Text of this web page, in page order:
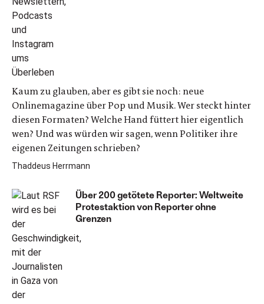
Kaum zu glauben, aber es gibt sie noch: neue
Onlinemagazine über Pop und Musik. Wer steckt hinter
diesen Formaten? Welche Hand füttert hier eigentlich
wen? Und was würden wir sagen, wenn Politiker ihre
eigenen Zeitungen schrieben?
Thaddeus Herrmann
Über 200 getötete Reporter: Weltweite
Protestaktion von Reporter ohne
Grenzen